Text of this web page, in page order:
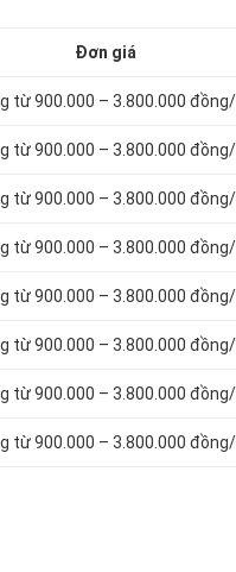
Đơn giá
từ 900.000 – 3.800.000
từ 900.000 – 3.800.000
từ 900.000 – 3.800.000
từ 900.000 – 3.800.000
từ 900.000 – 3.800.000
từ 900.000 – 3.800.000
từ 900.000 – 3.800.000
từ 900.000 – 3.800.000